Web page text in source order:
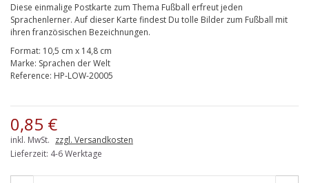
Diese einmalige Postkarte zum Thema Fußball erfreut jeden
Sprachenlerner. Auf dieser Karte findest Du tolle Bilder zum Fußball mit
ihren französischen Bezeichnungen.
Format: 10,5 cm x 14,8 cm
Marke: Sprachen der Welt
Reference: HP-LOW-20005
0,85 €
inkl. MwSt. zzgl. Versandkosten
Lieferzeit: 4-6 Werktage